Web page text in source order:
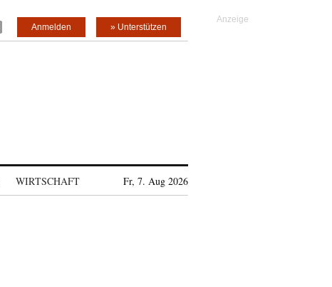
» Unterstützen
Anmelden
WIRTSCHAFT Fr, 7. Aug 2026